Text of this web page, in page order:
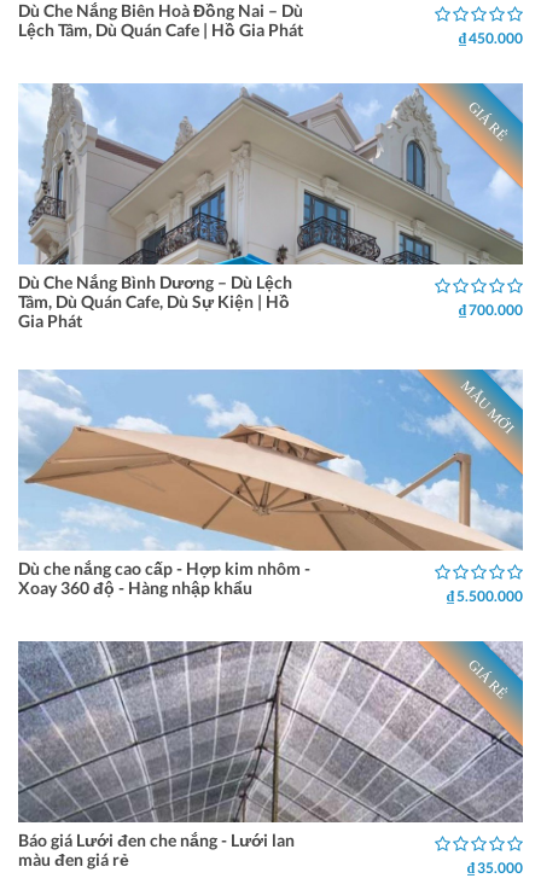
Dù Che Nắng Biên Hoà Đồng Nai – Dù
Lệch Tâm, Dù Quán Cafe | Hồ Gia Phát
₫ 450.000
GIÁ RẺ
Dù Che Nắng Bình Dương – Dù Lệch
Tâm, Dù Quán Cafe, Dù Sự Kiện | Hồ
Gia Phát
₫ 700.000
MẪU MỚI
Dù che nắng cao cấp - Hợp kim nhôm -
Xoay 360 độ - Hàng nhập khẩu
₫ 5.500.000
GIÁ RẺ
Báo giá Lưới đen che nắng - Lưới lan
màu đen giá rẻ
₫ 35.000